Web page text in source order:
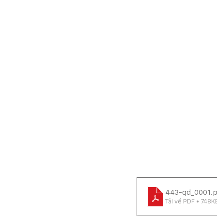
443-qd_0001
Tải về PDF •